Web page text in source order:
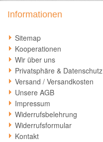
Informationen
Sitemap
Kooperationen
Wir über uns
Privatsphäre & Datenschutz
Versand / Versandkosten
Unsere AGB
Impressum
Widerrufsbelehrung
Widerrufsformular
Kontakt